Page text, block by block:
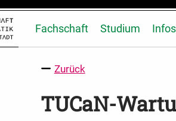
Fachschaft Studium Infos
Zurück
TUCaN-